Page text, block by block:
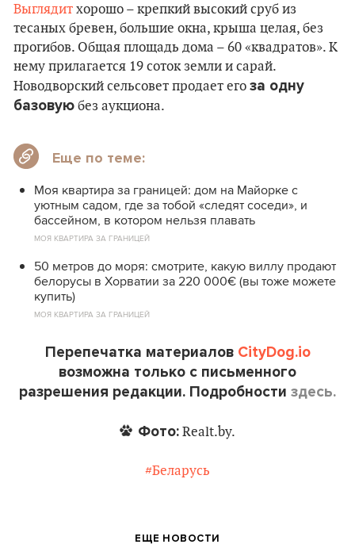
Выглядит хорошо – крепкий высокий сруб из
тесаных бревен, большие окна, крыша целая, без
прогибов. Общая площадь дома – 60 «квадратов». К
нему прилагается 19 соток земли и сарай.
Новодворский сельсовет продает его за одну
базовую без аукциона.
Еще по теме:
Моя квартира за границей: дом на Майорке с
уютным садом, где за тобой «следят соседи», и
бассейном, в котором нельзя плавать
МОЯ КВАРТИРА ЗА ГРАНИЦЕЙ
50 метров до моря: смотрите, какую виллу продают
белорусы в Хорватии за 220 000€ (вы тоже можете
купить)
МОЯ КВАРТИРА ЗА ГРАНИЦЕЙ
Перепечатка материалов CityDog.io
возможна только с письменного
разрешения редакции. Подробности здесь.
Фото: Realt.by.
#Беларусь
ЕЩЕ НОВОСТИ